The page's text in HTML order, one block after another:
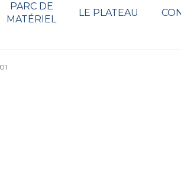
PARC DE
MATÉRIEL
LE PLATEAU